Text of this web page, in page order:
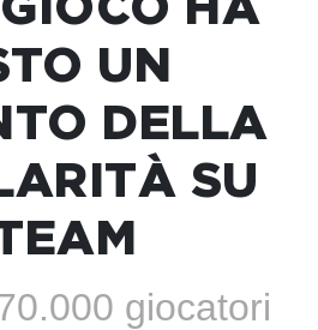
UN
DELLA
SU
giocatori